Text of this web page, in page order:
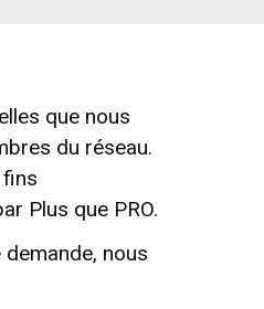
que nous
du réseau.
Plus que PRO.
nous